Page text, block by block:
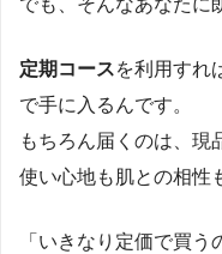
でも、そんなあなたに
定期コースを利用すれ
で手に入るんです。
もちろん届くのは、現
使い心地も肌との相性
「いきなり定価で買う